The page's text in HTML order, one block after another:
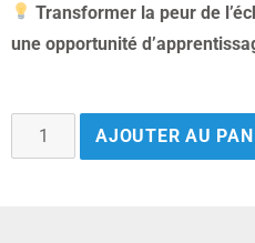
Transformer la peur de
une opportunité
AJOUTER AU